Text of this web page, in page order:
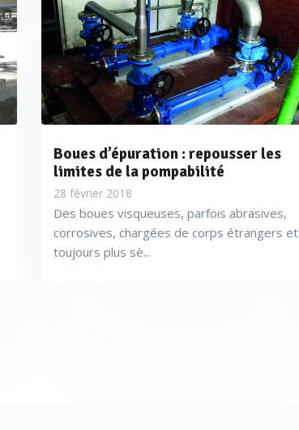
Boues d’épuration : repousser les
limites de la pompabilité
28 février 2018
Des boues visqueuses, parfois abrasives,
corrosives, chargées de corps étrangers et
toujours plus sè...